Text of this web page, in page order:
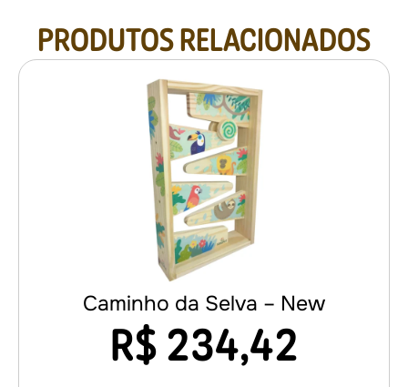
PRODUTOS RELACIONADOS
Caminho da Selva – New
R$ 234,42